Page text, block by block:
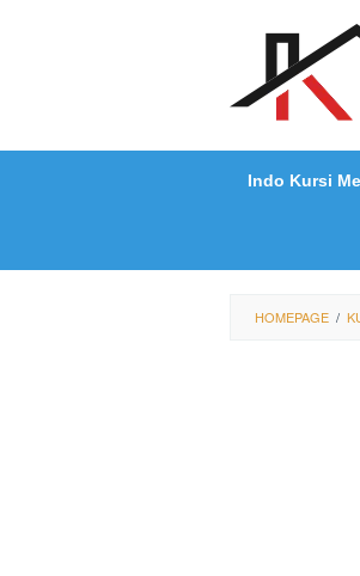
Indo Kursi
HOMEPAGE /